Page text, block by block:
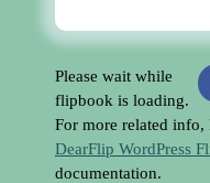
Please wait while
flipbook is loading.
For more related info,
DearFlip WordPress
documentation.